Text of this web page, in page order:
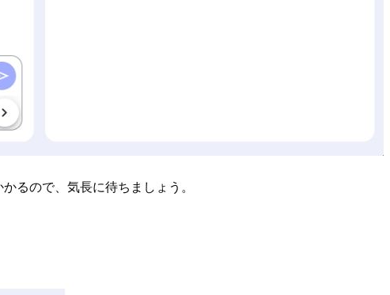
るので、気長に待ちましょう。